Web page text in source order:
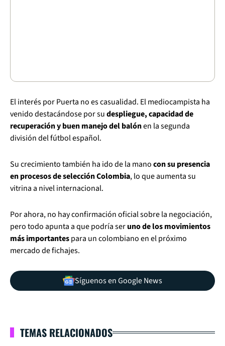
El interés por Puerta no es casualidad. El mediocampista ha
venido destacándose por sudespliegue, capacidad de
recuperación y buen manejo del balónen la segunda
división del fútbol español.
Su crecimiento también ha ido de la manocon su presencia
en procesos de selección Colombia, lo que aumenta su
vitrina a nivel internacional.
Por ahora, no hay confirmación oficial sobre la negociación,
pero todo apunta a que podría seruno de los movimientos
más importantespara un colombiano en el próximo
mercado de fichajes.
Síguenos en Google News
TEMAS RELACIONADOS